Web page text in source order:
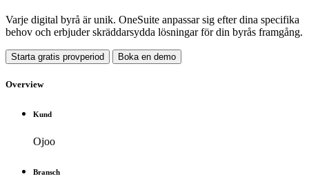
Varje digital byrå är unik. OneSuite anpassar sig efter dina specifika
behov och erbjuder skräddarsydda lösningar för din byrås framgång.
Starta gratis provperiod Boka en demo
Overview
Kund
Ojoo
Bransch